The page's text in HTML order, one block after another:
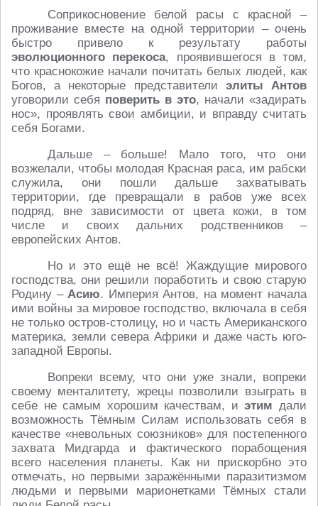
Соприкосновение белой расы с красной –
проживание вместе на одной территории – очень
быстро привело к результату работы
эволюционного перекоса, проявившегося в том,
что краснокожие начали почитать белых людей, как
Богов, а некоторые представители элиты Антов
уговорили себя поверить в это, начали «задирать
нос», проявлять свои амбиции, и вправду считать
себя Богами.
Дальше – больше! Мало того, что они
возжелали, чтобы молодая Красная раса, им рабски
служила, они пошли дальше захватывать
территории, где превращали в рабов уже всех
подряд, вне зависимости от цвета кожи, в том
числе и своих дальних родственников –
европейских Антов.
Но и это ещё не всё! Жаждущие мирового
господства, они решили поработить и свою старую
Родину –Асию. Империя Антов, на момент начала
ими войны за мировое господство, включала в себя
не только остров-столицу, но и часть Американского
материка, земли севера Африки и даже часть юго-
западной Европы.
Вопреки всему, что они уже знали, вопреки
своему менталитету, жрецы позволили взыграть в
себе не самым хорошим качествам, иэтим дали
возможность Тёмным Силам использовать себя в
качестве «невольных союзников» для постепенного
захвата Мидгарда и фактического порабощения
всего населения планеты. Как ни прискорбно это
отмечать, но первыми заражёнными паразитизмом
людьми и первыми марионетками Тёмных стали